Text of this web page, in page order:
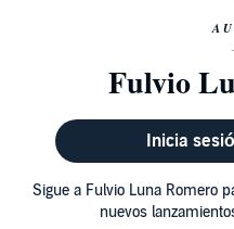
Fulvio
Inicia
Sigue a Fulvio Luna Romero
nuevos